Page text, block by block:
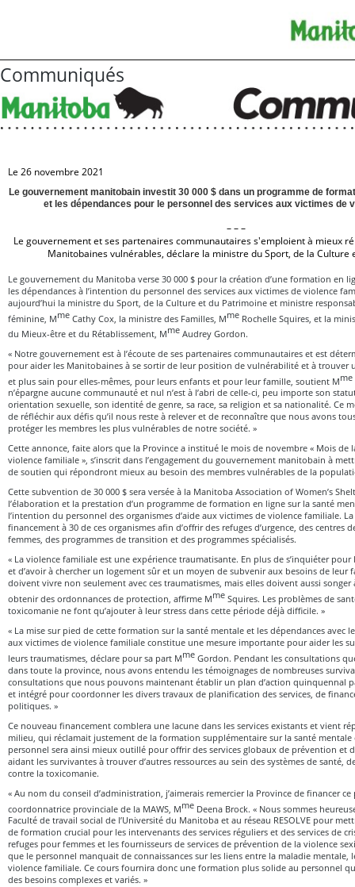
Communiqués
Le 26 novembre 2021
Le gouvernement manitobain investit 30 000 $ dans un programme de
et les dépendances pour le personnel des services aux victimes de
– – –
Le gouvernement et ses partenaires communautaires s'emploient à mieux
Manitobaines vulnérables, déclare la ministre du Sport, de la Culture
Le gouvernement du Manitoba verse 30 000 $ pour la création d’une formation en
les dépendances à l’intention du personnel des services aux victimes de violence
aujourd’hui la ministre du Sport, de la Culture et du Patrimoine et ministre
féminine, Mme Cathy Cox, la ministre des Familles, Mme Rochelle Squires, et la
du Mieux-être et du Rétablissement, Mme Audrey Gordon.
« Notre gouvernement est à l’écoute de ses partenaires communautaires et est
pour aider les Manitobaines à se sortir de leur position de vulnérabilité et à trouver
et plus sain pour elles-mêmes, pour leurs enfants et pour leur famille, soutient Mme
n’épargne aucune communauté et nul n’est à l’abri de celle-ci, peu importe son
orientation sexuelle, son identité de genre, sa race, sa religion et sa nationalité. Ce
de réfléchir aux défis qu’il nous reste à relever et de reconnaître que nous avons
protéger les membres les plus vulnérables de notre société. »
Cette annonce, faite alors que la Province a institué le mois de novembre « Mois de
violence familiale », s’inscrit dans l’engagement du gouvernement manitobain à
de soutien qui répondront mieux au besoin des membres vulnérables de la
Cette subvention de 30 000 $ sera versée à la Manitoba Association of Women’s
l’élaboration et la prestation d’un programme de formation en ligne sur la santé
l’intention du personnel des organismes d’aide aux victimes de violence familiale.
financement à 30 de ces organismes afin d’offrir des refuges d’urgence, des centres
femmes, des programmes de transition et des programmes spécialisés.
« La violence familiale est une expérience traumatisante. En plus de s’inquiéter
et d’avoir à chercher un logement sûr et un moyen de subvenir aux besoins de leur
doivent vivre non seulement avec ces traumatismes, mais elles doivent aussi
obtenir des ordonnances de protection, affirme Mme Squires. Les problèmes de
toxicomanie ne font qu’ajouter à leur stress dans cette période déjà difficile. »
« La mise sur pied de cette formation sur la santé mentale et les dépendances avec
aux victimes de violence familiale constitue une mesure importante pour aider les
leurs traumatismes, déclare pour sa part Mme Gordon. Pendant les consultations
dans toute la province, nous avons entendu les témoignages de nombreuses
consultations que nous pouvons maintenant établir un plan d’action quinquennal
et intégré pour coordonner les divers travaux de planification des services, de
politiques. »
Ce nouveau financement comblera une lacune dans les services existants et vient
milieu, qui réclamait justement de la formation supplémentaire sur la santé mentale
personnel sera ainsi mieux outillé pour offrir des services globaux de prévention et
aidant les survivantes à trouver d’autres ressources au sein des systèmes de santé,
contre la toxicomanie.
« Au nom du conseil d’administration, j’aimerais remercier la Province de financer ce
coordonnatrice provinciale de la MAWS, Mme Deena Brock. « Nous sommes
Faculté de travail social de l’Université du Manitoba et au réseau RESOLVE pour
de formation crucial pour les intervenants des services réguliers et des services de
refuges pour femmes et les fournisseurs de services de prévention de la violence
que le personnel manquait de connaissances sur les liens entre la maladie mentale,
violence familiale. Ce cours fournira donc une formation plus solide au personnel
des besoins complexes et variés. »